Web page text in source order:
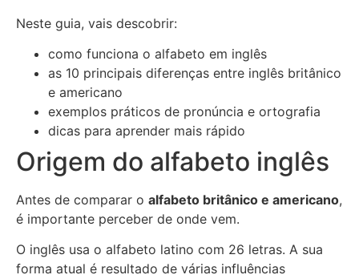
Neste guia, vais descobrir:
como funciona o alfabeto em inglês
as 10 principais diferenças entre inglês britânico
e americano
exemplos práticos de pronúncia e ortografia
dicas para aprender mais rápido
Origem do alfabeto inglês
Antes de comparar o alfabeto britânico e americano,
é importante perceber de onde vem.
O inglês usa o alfabeto latino com 26 letras. A sua
forma atual é resultado de várias influências